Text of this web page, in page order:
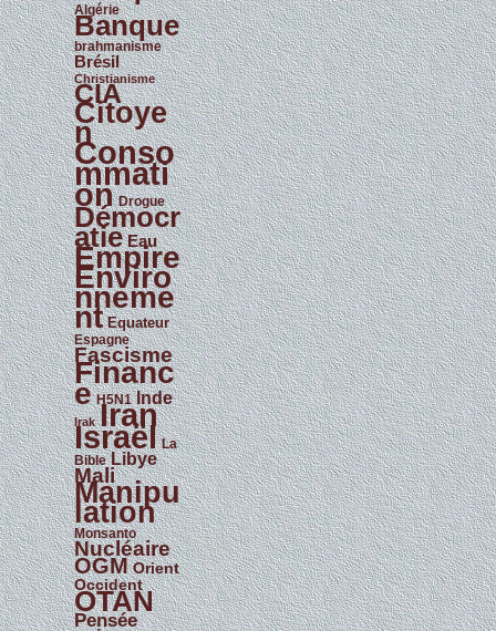
l
l
e
t
i
n
Algérie
Banque
brahmanisme
Brésil
Christianisme
CIA
Citoye
n
Conso
mmati
on Drogue
Démocr
atie Eau
Empire
Enviro
nneme
nt Equateur
Espagne
Fascisme
Financ
e H5N1 Inde
Irak Iran
Israël La
Bible Libye
Mali
Manipu
lation
Monsanto
Nucléaire
OGM Orient
Occident
OTAN
Pensée